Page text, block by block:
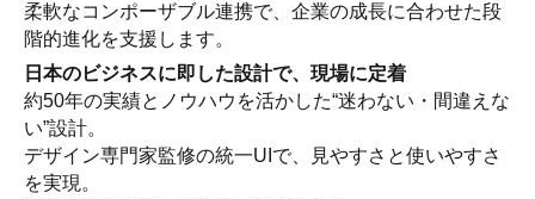
柔軟なコンポーザブル連携で、企業の成長に合わせた段
階的進化を支援します。
日本のビジネスに即した設計で、現場に定着
約50年の実績とノウハウを活かした“迷わない・間違えな
い”設計。
デザイン専門家監修の統一UIで、見やすさと使いやすさ
を実現。